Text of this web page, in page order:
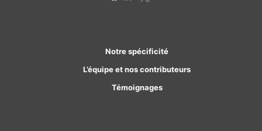
Notre spécificité
L’équipe et nos contributeurs
Témoignages